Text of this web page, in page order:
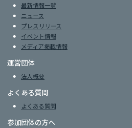
最新情報一覧
ニュース
プレスリリース
イベント情報
メディア掲載情報
運営団体
法人概要
よくある質問
よくある質問
参加団体の方へ